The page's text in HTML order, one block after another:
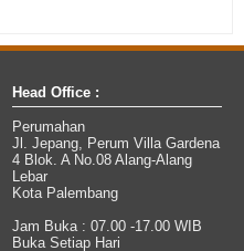
Head Office :
Perumahan
Jl. Jepang, Perum Villa Gardena
4 Blok. A No.08 Alang-Alang
Lebar
Kota Palembang
Jam Buka : 07.00 -17.00 WIB
Buka Setiap Hari